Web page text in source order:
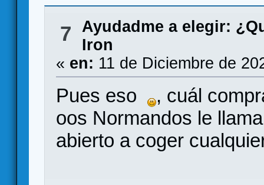
7
Ayudadme a elegir:
Iron
« en: 11 de Diciembre de
Pues eso , cuál
oos Normandos le
abierto a coger